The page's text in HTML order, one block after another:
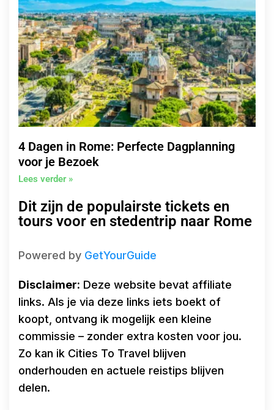
4 Dagen in Rome: Perfecte Dagplanning
voor je Bezoek
Lees verder »
Dit zijn de populairste tickets en
tours voor en stedentrip naar Rome
Powered by GetYourGuide
Disclaimer: Deze website bevat affiliate
links. Als je via deze links iets boekt of
koopt, ontvang ik mogelijk een kleine
commissie – zonder extra kosten voor jou.
Zo kan ik Cities To Travel blijven
onderhouden en actuele reistips blijven
delen.